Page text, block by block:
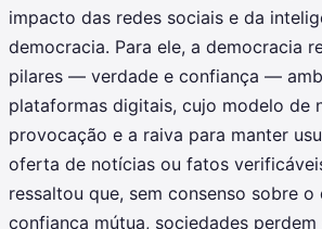
impacto das redes sociais e da
democracia. Para ele, a democracia
pilares — verdade e confiança —
plataformas digitais, cujo modelo de
provocação e a raiva para manter
oferta de notícias ou fatos
ressaltou que, sem consenso sobre o
confiança mútua, sociedades